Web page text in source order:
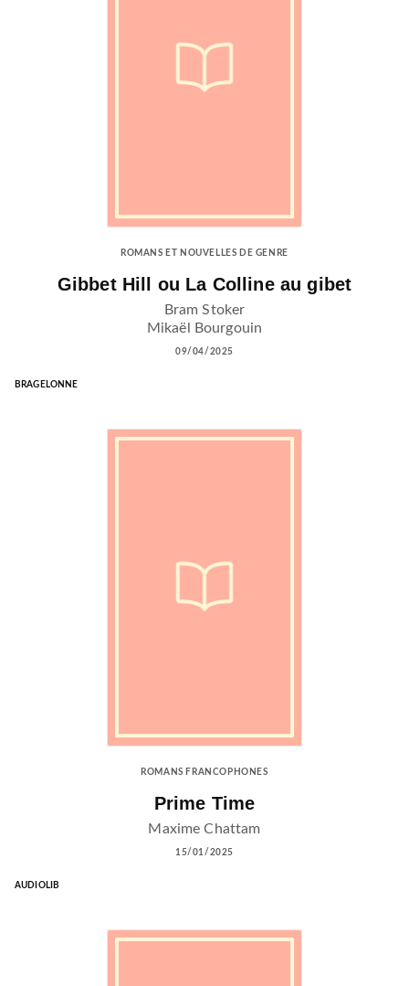
ROMANS ET NOUVELLES DE GENRE
Gibbet Hill ou La Colline au gibet
Bram Stoker
Mikaël Bourgouin
09/04/2025
BRAGELONNE
ROMANS FRANCOPHONES
Prime Time
Maxime Chattam
15/01/2025
AUDIOLIB